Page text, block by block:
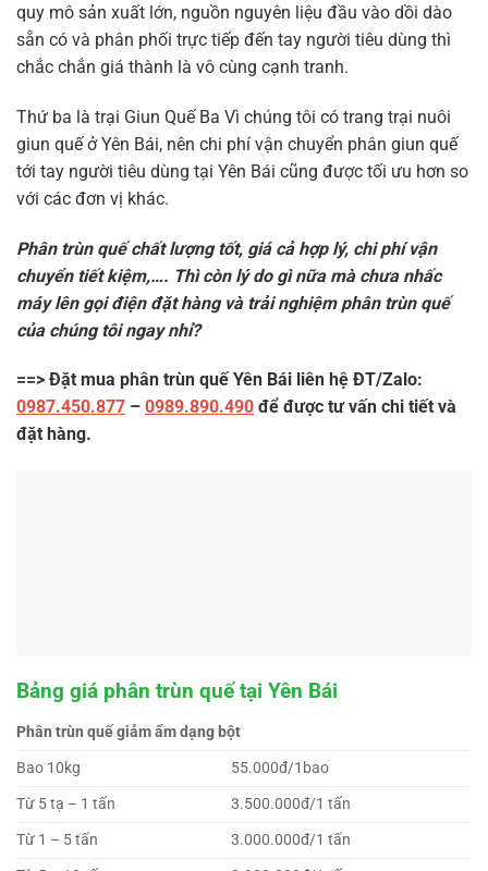
quy mô sản xuất lớn, nguồn nguyên liệu đầu vào dồi dào
sẵn có và phân phối trực tiếp đến tay người tiêu dùng thì
chắc chắn giá thành là vô cùng cạnh tranh.
Thứ ba là trại Giun Quế Ba Vì chúng tôi có trang trại nuôi
giun quế ở Yên Bái, nên chi phí vận chuyển phân giun quế
tới tay người tiêu dùng tại Yên Bái cũng được tối ưu hơn so
với các đơn vị khác.
Phân trùn quế chất lượng tốt, giá cả hợp lý, chi phí vận
chuyển tiết kiệm,…. Thì còn lý do gì nữa mà chưa nhấc
máy lên gọi điện đặt hàng và trải nghiệm phân trùn quế
của chúng tôi ngay nhỉ?
==> Đặt mua phân trùn quế Yên Bái liên hệ ĐT/Zalo:
0987.450.877 – 0989.890.490 để được tư vấn chi tiết và
đặt hàng.
Bảng giá phân trùn quế tại Yên Bái
Phân trùn quế giảm ẩm dạng bột
Bao 10kg
55.000đ/1bao
Từ 5 tạ – 1 tấn
3.500.000đ/1 tấn
Từ 1 – 5 tấn
3.000.000đ/1 tấn